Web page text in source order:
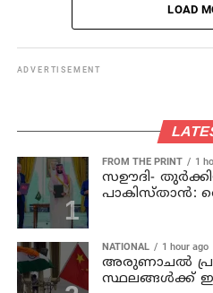
LOAD
ADVERTISEMENT
FROM THE PRINT 1
സഊദി-
പാകിസ്താൻ:
NATIONAL 1 hour ago
അരുണാചല്‍
സ്ഥലങ്ങള്‍ക്ക്